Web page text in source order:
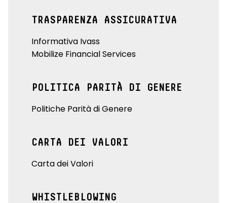
TRASPARENZA ASSICURATIVA
Informativa Ivass
Mobilize Financial Services
POLITICA PARITÀ DI GENERE
Politiche Parità di Genere
CARTA DEI VALORI
Carta dei Valori
WHISTLEBLOWING